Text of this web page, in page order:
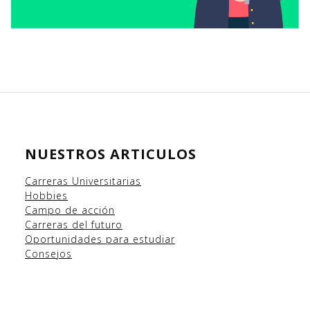
NUESTROS ARTICULOS
Carreras Universitarias
Hobbies
Campo de acción
Carreras del futuro
Oportunidades para estudiar
Consejos